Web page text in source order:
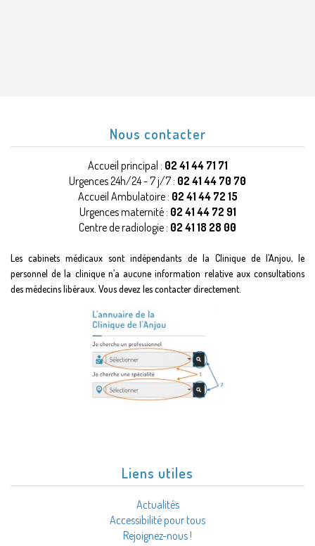
Nous contacter
Accueil principal : 02 41 44 71 71
Urgences 24h/24 - 7 j/7 : 02 41 44 70 70
Accueil Ambulatoire : 02 41 44 72 15
Urgences maternité : 02 41 44 72 91
Centre de radiologie : 02 41 18 28 00
Les cabinets médicaux sont indépendants de la Clinique de l’Anjou, le
personnel de la clinique n’a aucune information relative aux consultations
des médecins libéraux. Vous devez les contacter directement.
Liens utiles
Actualités
Accessibilité pour tous
Rejoignez-nous !